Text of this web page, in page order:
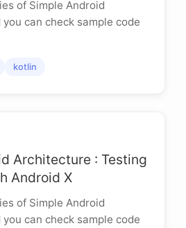
of Simple Android
can check sample code
kotlin
Architecture : Testing
Android X
of Simple Android
can check sample code